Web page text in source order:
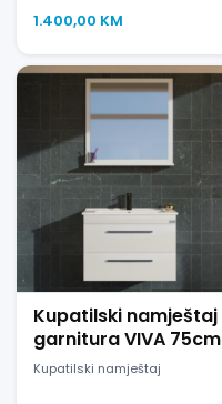
1.400,00 KM
Kupatilski namještaj
garnitura VIVA 75cm
Kupatilski namještaj